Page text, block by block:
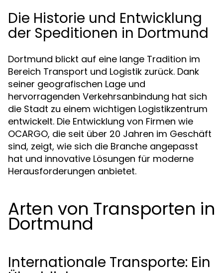
Die Historie und Entwicklung
der Speditionen in Dortmund
Dortmund blickt auf eine lange Tradition im
Bereich Transport und Logistik zurück. Dank
seiner geografischen Lage und
hervorragenden Verkehrsanbindung hat sich
die Stadt zu einem wichtigen Logistikzentrum
entwickelt. Die Entwicklung von Firmen wie
OCARGO, die seit über 20 Jahren im Geschäft
sind, zeigt, wie sich die Branche angepasst
hat und innovative Lösungen für moderne
Herausforderungen anbietet.
Arten von Transporten in
Dortmund
Internationale Transporte: Ein